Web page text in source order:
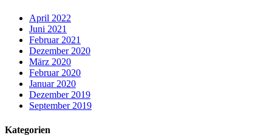
April 2022
Juni 2021
Februar 2021
Dezember 2020
März 2020
Februar 2020
Januar 2020
Dezember 2019
September 2019
Kategorien